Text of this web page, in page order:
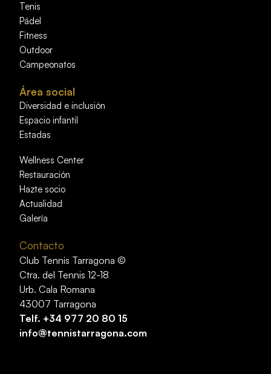
Tenis
Pádel
Fitness
Outdoor
Campeonatos
Área social
Diversidad e inclusión
Espacio infantil
Estadas
Wellness Center
Restauración
Hazte socio
Actualidad
Galería
Contacto
Club Tennis Tarragona ©
Ctra. del Tennis 12-18
Urb. Cala Romana
43007 Tarragona
Telf. +34 977 20 80 15
info@tennistarragona.com